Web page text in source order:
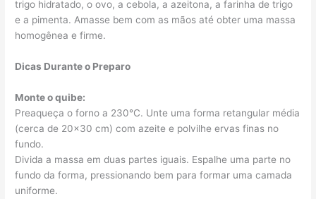
trigo hidratado, o ovo, a cebola, a azeitona, a farinha de trigo
e a pimenta. Amasse bem com as mãos até obter uma massa
homogênea e firme.
Dicas Durante o Preparo
Monte o quibe:
Preaqueça o forno a 230°C. Unte uma forma retangular média
(cerca de 20×30 cm) com azeite e polvilhe ervas finas no
fundo.
Divida a massa em duas partes iguais. Espalhe uma parte no
fundo da forma, pressionando bem para formar uma camada
uniforme.